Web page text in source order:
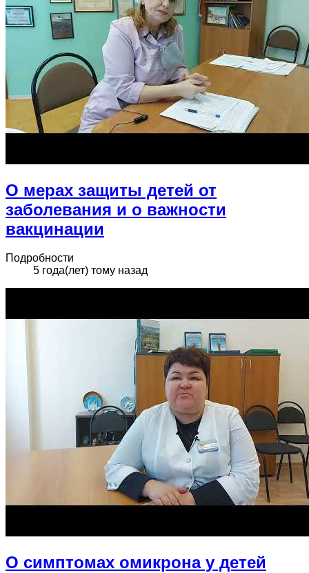
О мерах защиты детей от
заболевания и о важности
вакцинации
Подробности
5 года(лет) тому назад
О симптомах омикрона у детей